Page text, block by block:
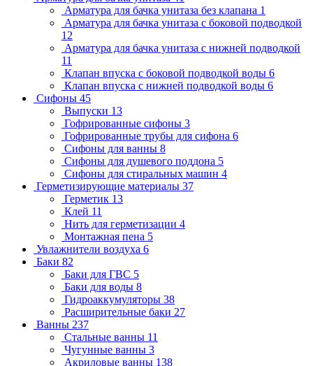
Арматура для бачка унитаза без клапана 1
Арматура для бачка унитаза с боковой подводкой
12
Арматура для бачка унитаза с нижней подводкой
11
Клапан впуска с боковой подводкой воды 6
Клапан впуска с нижней подводкой воды 6
Сифоны 45
Выпуски 13
Гофрированные сифоны 3
Гофрированные трубы для сифона 6
Сифоны для ванны 8
Сифоны для душевого поддона 5
Сифоны для стиральных машин 4
Герметизирующие материалы 37
Герметик 13
Клей 11
Нить для герметизации 4
Монтажная пена 5
Увлажнители воздуха 6
Баки 82
Баки для ГВС 5
Баки для воды 8
Гидроаккумуляторы 38
Расширительные баки 27
Ванны 237
Стальные ванны 11
Чугунные ванны 3
Акриловые ванны 138